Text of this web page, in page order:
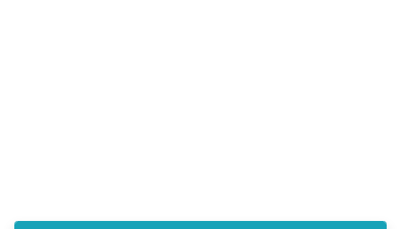
รสเปรี้ยวได้ดีและเปลี่ยนรสขมได้บ้างเล็กน้อย